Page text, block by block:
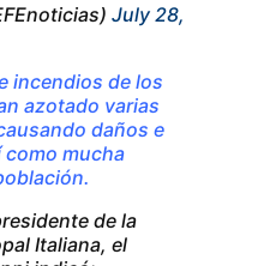
July 28,
incendios de los
azotado varias
daños e
mucha
de la
Italiana, el